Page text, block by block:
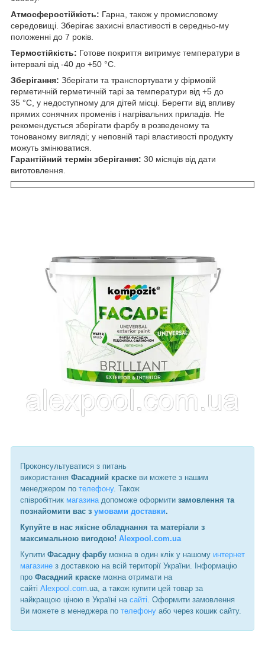
Атмосферостійкість: Гарна, також у промисловому
середовищі. Зберігає захисні властивості в середньо-му
положенні до 7 років.
Термостійкість: Готове покриття витримує температури в
інтервалі від -40 до +50 °C.
Зберігання: Зберігати та транспортувати у фірмовій
герметичній герметичній тарі за температури від +5 до
35 °C, у недоступному для дітей місці. Берегти від впливу
прямих сонячних променів і нагрівальних приладів. Не
рекомендується зберігати фарбу в розведеному та
тонованому вигляді; у неповній тарі властивості продукту
можуть змінюватися.
Гарантійний термін зберігання: 30 місяців від дати
виготовлення.
Проконсультуватися з питань
використання Фасадний краске ви можете з нашим
менеджером по телефону. Також
співробітник магазина допоможе оформити замовлення та
познайомити вас з умовами доставки.
Купуйте в нас якісне обладнання та матеріали з
максимальною вигодою! Alexpool.com.ua
Купити Фасадну фарбу можна в один клік у нашому интернет
магазине з доставкою на всій території України. Інформацію
про Фасадний краске можна отримати на
сайті Alexpool.com .ua, а також купити цей товар за
найкращою ціною в Україні на сайті . Оформити замовлення
Ви можете в менеджера по телефону або через кошик сайту.